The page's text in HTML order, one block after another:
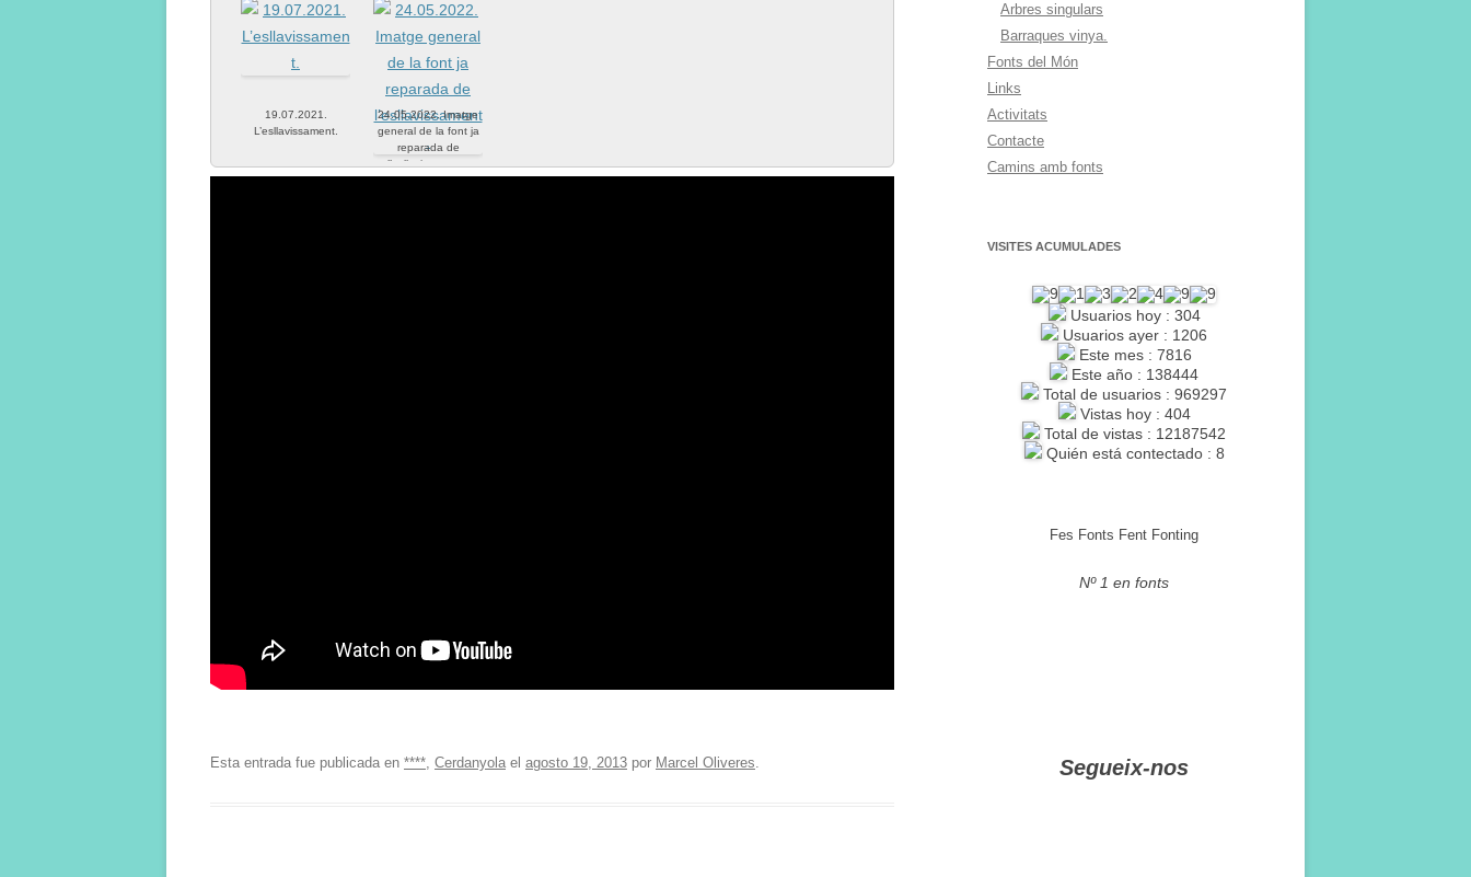
19.07.2021.
L’esllavissament.
24.05.2022. Imatge
general de la font ja
reparada de
l’esllavissament.
Esta entrada fue publicada en ****, Cerdanyola el agosto 19, 2013 por Marcel Oliveres.
Arbres singulars
Barraques vinya.
Fonts del Món
Links
Activitats
Contacte
Camins amb fonts
VISITES ACUMULADES
Usuarios hoy : 304
Usuarios ayer : 1206
Este mes : 7816
Este año : 138444
Total de usuarios : 969297
Vistas hoy : 404
Total de vistas : 12187542
Quién está contectado : 8
Fes Fonts Fent Fonting
Nº 1 en fonts
Segueix-nos